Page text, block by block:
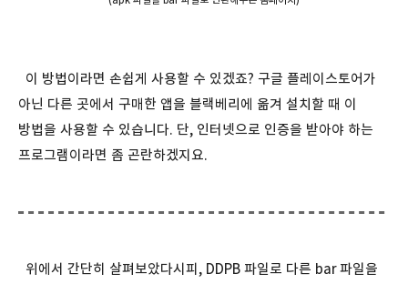
이 방법이라면 손쉽게 사용할 수 있겠죠? 구글 플레이스토어가
아닌 다른 곳에서 구매한 앱을 블랙베리에 옮겨 설치할 때 이
방법을 사용할 수 있습니다. 단, 인터넷으로 인증을 받아야 하는
프로그램이라면 좀 곤란하겠지요.
위에서 간단히 살펴보았다시피, DDPB 파일로 다른 bar 파일을